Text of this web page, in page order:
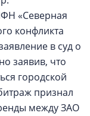
«Северная
конфликта
в суд о
заявив, что
городской
признал
между ЗАО